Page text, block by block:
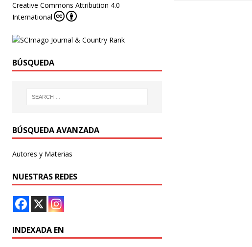
Creative Commons Attribution 4.0
International
BÚSQUEDA
BÚSQUEDA AVANZADA
Autores y Materias
NUESTRAS REDES
INDEXADA EN